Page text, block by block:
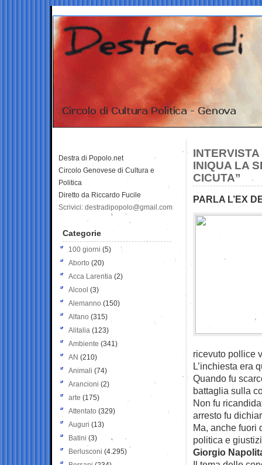
INIQUA LA
CICUTA”
PARLA L’EX
ricevuto pollice
L’inchiesta era
Quando fu
battaglia sulla
Non fu
arresto fu
Ma, anche fuori
politica e
Giorgio
Destra di Popolo.net
Circolo Genovese di Cultura e
Politica
Diretto da Riccardo Fucile
Scrivici: destradipopolo@gmail.com
Categorie
100 giorni (5)
Aborto (20)
Acca Larentia (2)
Alcool (3)
Alemanno (150)
Alfano (315)
Alitalia (123)
Ambiente (341)
AN (210)
Animali (74)
Arancioni (2)
arte (175)
Attentato (329)
Auguri (13)
Batini (3)
Berlusconi (4.295)